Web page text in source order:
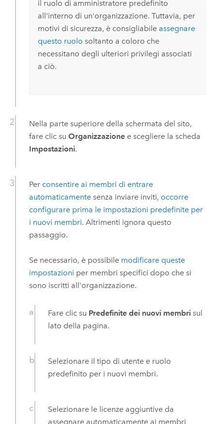
il ruolo di amministratore predefinito
all'interno di un'organizzazione. Tuttavia, per
motivi di sicurezza, è consigliabile assegnare
questo ruolo soltanto a coloro che
necessitano degli ulteriori privilegi associati
a ciò.
Nella parte superiore della schermata del sito,
fare clic su Organizzazionee scegliere la scheda
Impostazioni.
Per consentire ai membri di entrare
automaticamentesenza inviare inviti, occorre
configurare prima le impostazioni predefinite per
i nuovi membri. Altrimenti ignora questo
passaggio.
Se necessario, è possibile modificare queste
impostazioni per membri specifici dopo che si
sono iscritti all'organizzazione.
Fare clic su Predefinite dei nuovi membri sul
lato della pagina.
Selezionare il tipo di utente e ruolo
predefinito per i nuovi membri.
Selezionare le licenze aggiuntive da
assegnare automaticamente ai membri